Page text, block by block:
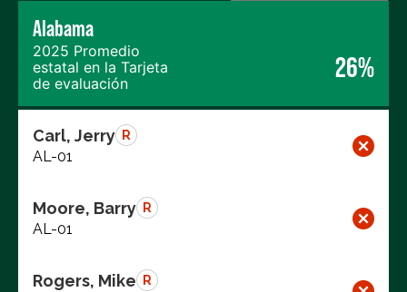
Alabama
2025 Promedio
estatal en la Tarjeta
de evaluación
26%
Carl, Jerry R
AL-01
Moore, Barry R
AL-01
Rogers, Mike R